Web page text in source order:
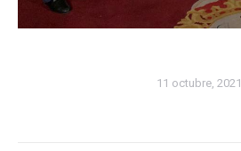
11 octubre, 2021